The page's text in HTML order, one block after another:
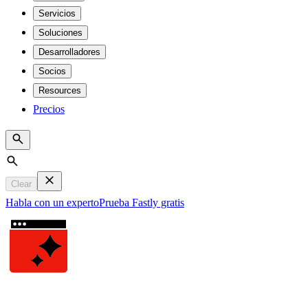
Servicios
Soluciones
Desarrolladores
Socios
Resources
Precios
Search
Clear
Habla con un expertoPrueba Fastly gratis